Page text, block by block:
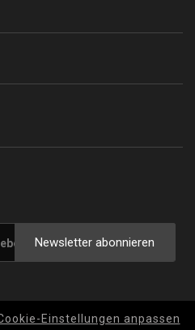
Newsletter abonnieren
Einstellungen anpassen